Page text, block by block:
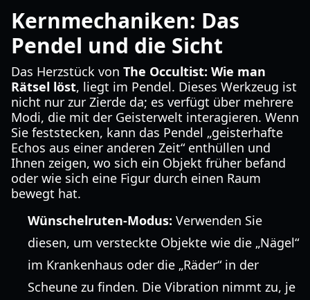
Kernmechaniken: Das
Pendel und die Sicht
Das Herzstück von The Occultist: Wie man
Rätsel löst, liegt im Pendel. Dieses Werkzeug ist
nicht nur zur Zierde da; es verfügt über mehrere
Modi, die mit der Geisterwelt interagieren. Wenn
Sie feststecken, kann das Pendel „geisterhafte
Echos aus einer anderen Zeit“ enthüllen und
Ihnen zeigen, wo sich ein Objekt früher befand
oder wie sich eine Figur durch einen Raum
bewegt hat.
Wünschelruten-Modus: Verwenden Sie
diesen, um versteckte Objekte wie die „Nägel“
im Krankenhaus oder die „Räder“ in der
Scheune zu finden. Die Vibration nimmt zu, je